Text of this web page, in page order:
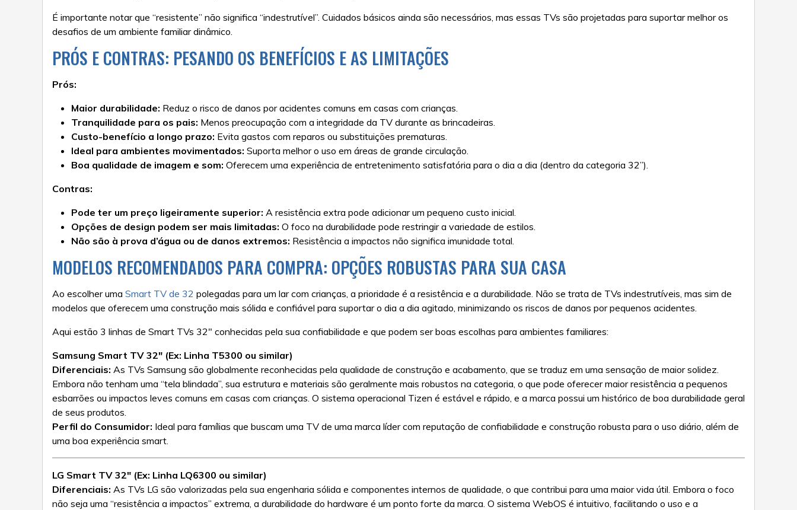
É importante notar que “resistente” não significa “indestrutível”. Cuidados básicos ainda são necessários, mas essas TVs são projetadas para suportar melhor os
desafios de um ambiente familiar dinâmico.
PRÓS E CONTRAS: PESANDO OS BENEFÍCIOS E AS LIMITAÇÕES
Prós:
Maior durabilidade: Reduz o risco de danos por acidentes comuns em casas com crianças.
Tranquilidade para os pais: Menos preocupação com a integridade da TV durante as brincadeiras.
Custo-benefício a longo prazo: Evita gastos com reparos ou substituições prematuras.
Ideal para ambientes movimentados: Suporta melhor o uso em áreas de grande circulação.
Boa qualidade de imagem e som: Oferecem uma experiência de entretenimento satisfatória para o dia a dia (dentro da categoria 32”).
Contras:
Pode ter um preço ligeiramente superior: A resistência extra pode adicionar um pequeno custo inicial.
Opções de design podem ser mais limitadas: O foco na durabilidade pode restringir a variedade de estilos.
Não são à prova d’água ou de danos extremos: Resistência a impactos não significa imunidade total.
MODELOS RECOMENDADOS PARA COMPRA: OPÇÕES ROBUSTAS PARA SUA CASA
Ao escolher uma Smart TV de 32 polegadas para um lar com crianças, a prioridade é a resistência e a durabilidade. Não se trata de TVs indestrutíveis, mas sim de
modelos que oferecem uma construção mais sólida e confiável para suportar o dia a dia agitado, minimizando os riscos de danos por pequenos acidentes.
Aqui estão 3 linhas de Smart TVs 32″ conhecidas pela sua confiabilidade e que podem ser boas escolhas para ambientes familiares:
Samsung Smart TV 32″ (Ex: Linha T5300 ou similar)
Diferenciais: As TVs Samsung são globalmente reconhecidas pela qualidade de construção e acabamento, que se traduz em uma sensação de maior solidez.
Embora não tenham uma “tela blindada”, sua estrutura e materiais são geralmente mais robustos na categoria, o que pode oferecer maior resistência a pequenos
esbarrões ou impactos leves comuns em casas com crianças. O sistema operacional Tizen é estável e rápido, e a marca possui um histórico de boa durabilidade geral
de seus produtos.
Perfil do Consumidor: Ideal para famílias que buscam uma TV de uma marca líder com reputação de confiabilidade e construção robusta para o uso diário, além de
uma boa experiência smart.
LG Smart TV 32″ (Ex: Linha LQ6300 ou similar)
Diferenciais: As TVs LG são valorizadas pela sua engenharia sólida e componentes internos de qualidade, o que contribui para uma maior vida útil. Embora o foco
não seja uma “resistência a impactos” extrema, a durabilidade do hardware é um ponto forte da marca. O sistema WebOS é intuitivo, facilitando o uso e a